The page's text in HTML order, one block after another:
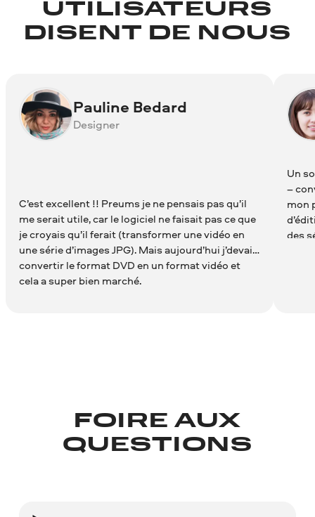
UTILISATEURS
DISENT DE NOUS
Pauline Bedard
Designer
C’est excellent !! Preums je ne pensais pas qu’il
me serait utile, car le logiciel ne faisait pas ce que
je croyais qu’il ferait (transformer une vidéo en
une série d’images JPG). Mais aujourd’hui j’devais
convertir le format DVD en un format vidéo et
cela a super bien marché.
Un
–
mon
des
FOIRE AUX
QUESTIONS